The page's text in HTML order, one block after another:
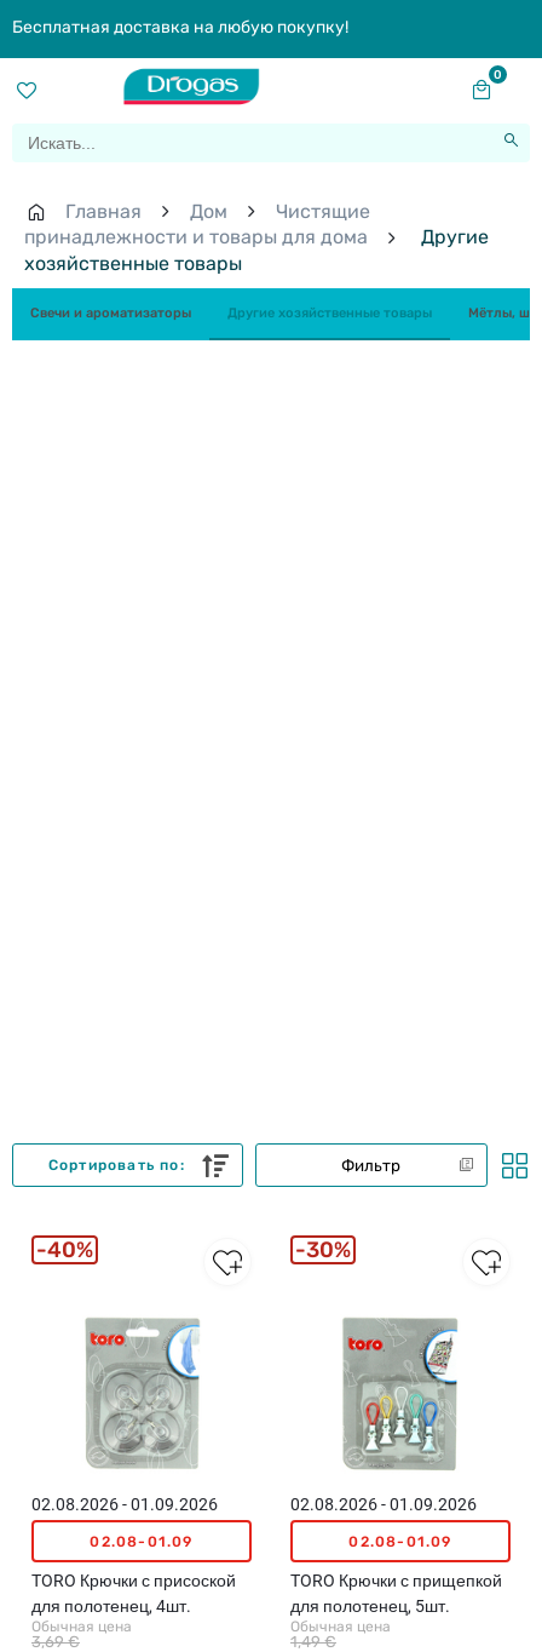
Бесплатная доставка на любую покупку!
0
Главная Дом
Чистящие
принадлежности и товары для дома
Другие
хозяйственные товары
Свечи и ароматизаторы Другие хозяйственные товары Мётлы,
Фильтр
Сортировать по:
02.08.2026 - 01.09.2026
02.08-01.09
TORO Крючки с присоской
для полотенец, 4шт.
Обычная цена
3,69 €
40%
02.08.2026 - 01.09.2026
02.08-01.09
TORO Крючки с прищепкой
для полотенец, 5шт.
Обычная цена
1,49 €
30%